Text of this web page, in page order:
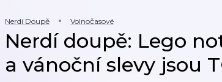
Nerdí Doupě Volnočasové
Nerdí doupě: Lego
a vánoční slevy jsou